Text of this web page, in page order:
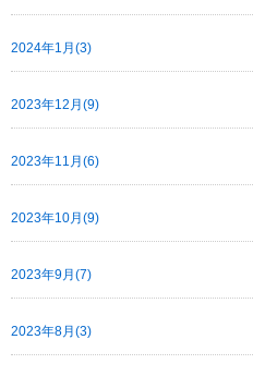
2024年1月(3)
2023年12月(9)
2023年11月(6)
2023年10月(9)
2023年9月(7)
2023年8月(3)